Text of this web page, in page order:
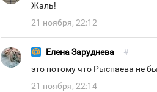
Жаль!
21 ноября, 22:12
Елена Заруднева #
это потому что Рыспаева не
21 ноября, 22:14